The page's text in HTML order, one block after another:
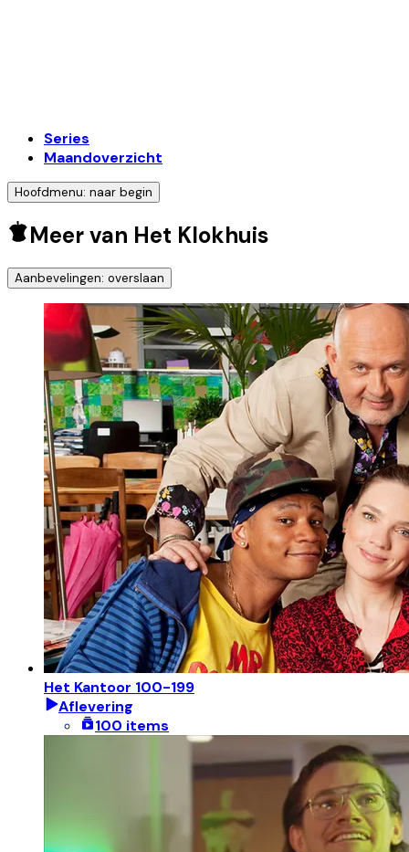
Series
Maandoverzicht
Hoofdmenu: naar begin
Meer van Het Klokhuis
Aanbevelingen: overslaan
Het Kantoor 100-199
Aflevering
100 items